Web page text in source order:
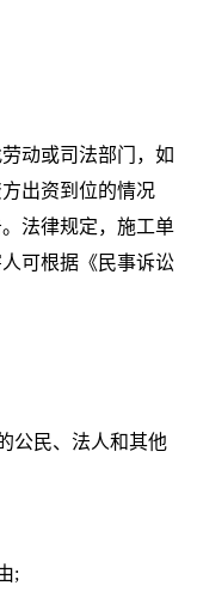
动或司法部门，如
出资到位的情况
法律规定，施工单
可根据《民事诉讼
公民、法人和其他
;